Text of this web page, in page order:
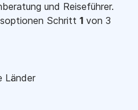
und Reiseführer.
Schritt 1 von 3
Länder